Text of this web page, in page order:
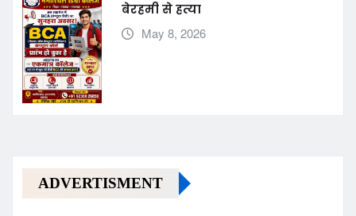
बेरहमी से हत्या
May 8, 2026
ADVERTISMENT